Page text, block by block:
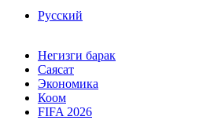
Русский
Негизги барак
Саясат
Экономика
Коом
FIFA 2026